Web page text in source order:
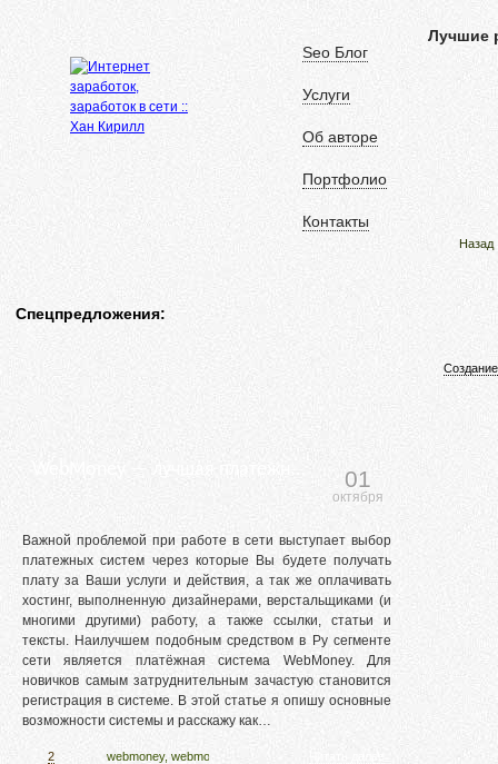
Seo Блог
Услуги
Об авторе
Портфолио
Контакты
Лучшие
Назад
Спецпредложения:
01
октября
Важной проблемой при работе в сети выступает выбор
платежных систем через которые Вы будете получать
плату за Ваши услуги и действия, а так же оплачивать
хостинг, выполненную дизайнерами, верстальщиками (и
многими другими) работу, а также ссылки, статьи и
тексты. Наилучшем подобным средством в Ру сегменте
сети является платёжная система WebMoney. Для
новичков самым затруднительным зачастую становится
регистрация в системе. В этой статье я опишу основные
возможности системы и расскажу как…
2 webmoney, webmoney деньги